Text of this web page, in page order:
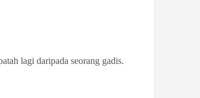
lagi daripada seorang gadis.